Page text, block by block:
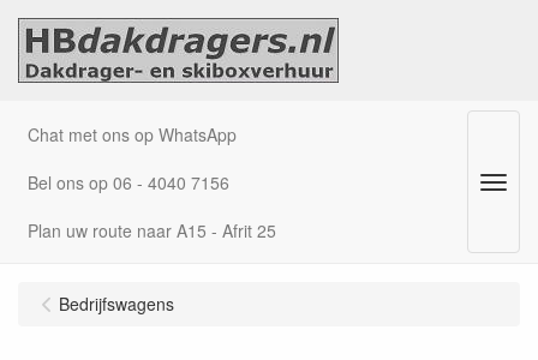
Chat met ons op WhatsApp
Bel ons op 06 - 4040 7156
Plan uw route naar A15 - Afrit 25
Menu
Bedrijfswagens